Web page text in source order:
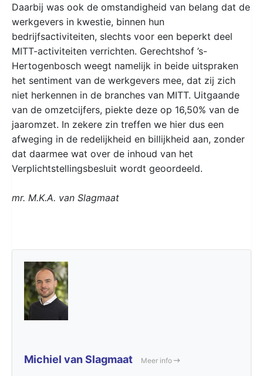
Daarbij was ook de omstandigheid van belang dat de
werkgevers in kwestie, binnen hun
bedrijfsactiviteiten, slechts voor een beperkt deel
MITT-activiteiten verrichten. Gerechtshof ’s-
Hertogenbosch weegt namelijk in beide uitspraken
het sentiment van de werkgevers mee, dat zij zich
niet herkennen in de branches van MITT. Uitgaande
van de omzetcijfers, piekte deze op 16,50% van de
jaaromzet. In zekere zin treffen we hier dus een
afweging in de redelijkheid en billijkheid aan, zonder
dat daarmee wat over de inhoud van het
Verplichtstellingsbesluit wordt geoordeeld.
mr. M.K.A. van Slagmaat
Michiel van Slagmaat Meer info